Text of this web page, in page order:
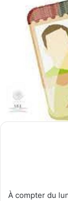
À compter du